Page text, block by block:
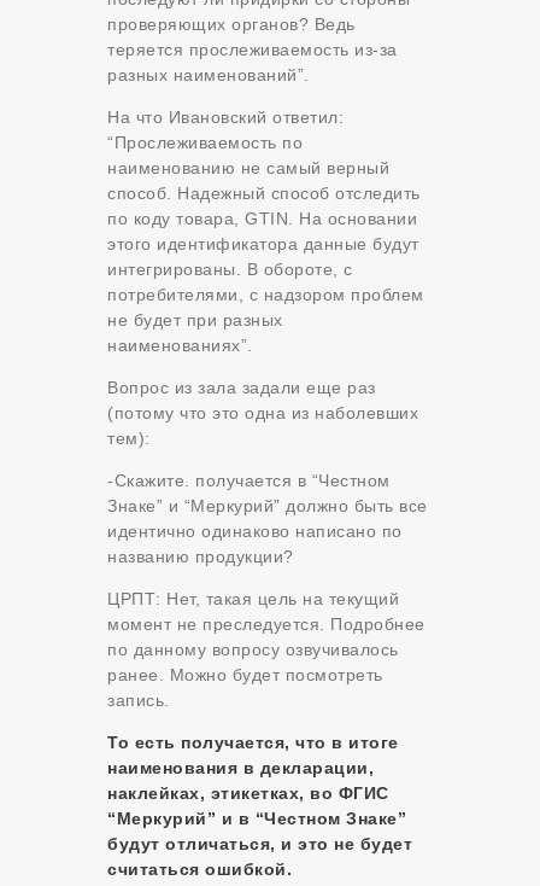
проверяющих органов? Ведь
теряется прослеживаемость из-за
разных наименований”.
На что Ивановский ответил:
“Прослеживаемость по
наименованию не самый верный
способ. Надежный способ отследить
по коду товара, GTIN. На основании
этого идентификатора данные будут
интегрированы. В обороте, с
потребителями, с надзором проблем
не будет при разных
наименованиях”.
Вопрос из зала задали еще раз
(потому что это одна из наболевших
тем):
-Скажите. получается в “Честном
Знаке” и “Меркурий” должно быть все
идентично одинаково написано по
названию продукции?
ЦРПТ: Нет, такая цель на текущий
момент не преследуется. Подробнее
по данному вопросу озвучивалось
ранее. Можно будет посмотреть
запись.
То есть получается, что в итоге
наименования в декларации,
наклейках, этикетках, во ФГИС
“Меркурий” и в “Честном Знаке”
будут отличаться, и это не будет
считаться ошибкой.